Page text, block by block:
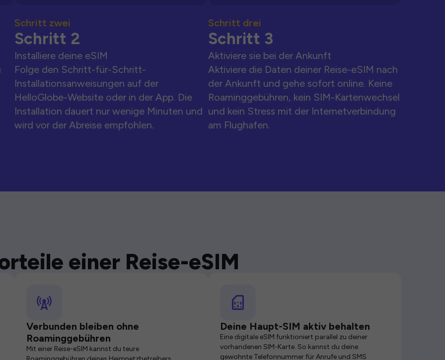
Schritt zwei
Schritt 2
Installiere deine eSIM
Folge den Schritt-für-Schritt-
Installationsanweisungen auf der
HelloGlobe-Website oder in der App. Die
Installation dauert nur wenige Minuten und
wird vor der Abreise empfohlen.
Schritt drei
Schritt 3
Aktiviere sie bei der Ankunft
Aktiviere die Daten deiner Reise-eSIM nach
der Ankunft und gehe sofort online. Keine
Roaminggebühren, kein SIM-Kartenwechsel
und kein Stress mit der Internetverbindung
am Flughafen.
einer Reise-eSIM
Verbunden bleiben ohne
Roaminggebühren
Mit einer Reise-eSIM kannst du teure
Deine Haupt-SIM aktiv behalten
Eine digitale eSIM funktioniert parallel zu deiner
vorhandenen SIM-Karte. So kannst du deine
gewohnte Telefonnummer für Anrufe und SMS